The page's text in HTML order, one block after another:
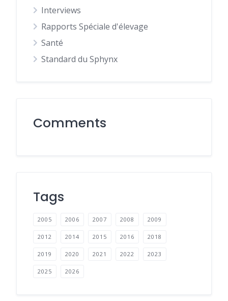
Interviews
Rapports Spéciale d'élevage
Santé
Standard du Sphynx
Comments
Tags
2005 2006 2007 2008 2009
2012 2014 2015 2016 2018
2019 2020 2021 2022 2023
2025 2026